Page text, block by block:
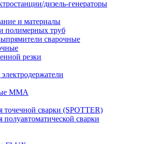
дизель-генераторы
и материалы
полимерных труб
сварочные
резки
ММА
точечной сварки (SPOTTER)
сварки